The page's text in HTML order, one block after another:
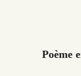
Poème